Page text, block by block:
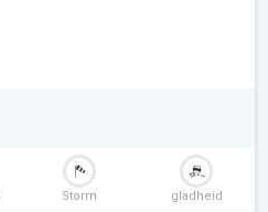
Storm gladheid